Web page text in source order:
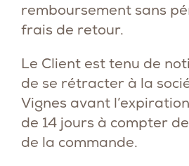
remboursement sans
frais de retour.
Le Client est tenu de
de se rétracter à la
Vignes avant
de 14 jours à compter
de la commande.